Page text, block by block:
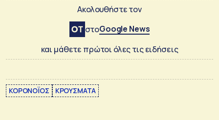
Ακολουθήστε τον
στοGoogle News
και μάθετε πρώτοι όλες τις ειδήσεις
ΚΟΡΟΝΟΪΟΣ ΚΡΟΥΣΜΑΤΑ